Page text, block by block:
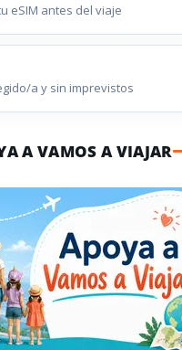
eSIM antes del viaje
a y sin imprevistos
A VAMOS A VIAJAR